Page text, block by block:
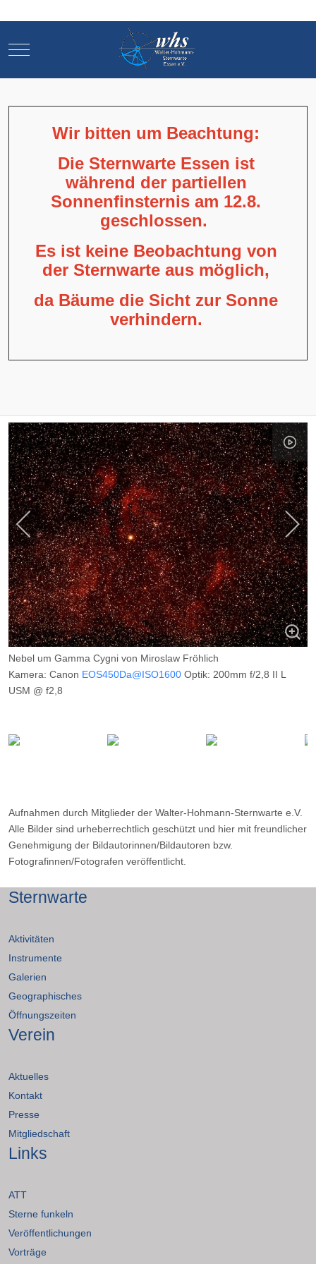
Mobile Menu Toggle
Wir bitten um Beachtung:
Die Sternwarte Essen ist
während der partiellen
Sonnenfinsternis am 12.8.
geschlossen.
Es ist keine Beobachtung von
der Sternwarte aus möglich,
da Bäume die Sicht zur Sonne
verhindern.
Nebel um Gamma Cygni von Miroslaw Fröhlich
Kamera: Canon EOS450Da@ISO1600 Optik: 200mm f/2,8 II L
USM @ f2,8
Ort: Neu Ludwigsdorf (Sauerland)
Aufnahmen durch Mitglieder der Walter-Hohmann-Sternwarte e.V.
Alle Bilder sind urheberrechtlich geschützt und hier mit freundlicher
Genehmigung der Bildautorinnen/Bildautoren bzw.
Fotografinnen/Fotografen veröffentlicht.
Sternwarte
Aktivitäten
Instrumente
Galerien
Geographisches
Öffnungszeiten
Verein
Aktuelles
Kontakt
Presse
Mitgliedschaft
Links
ATT
Sterne funkeln
Veröffentlichungen
Vorträge